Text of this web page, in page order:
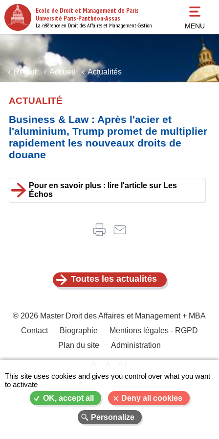
Aller
au
contenu
principal
Ecole de Droit et Management de Paris
Université Paris-Panthéon-Assas
La référence en Droit des Affaires et Management-Gestion MENU
Retour Accueil Actualités
ACTUALITÉ
Business & Law : Après l'acier et
l'aluminium, Trump promet de multiplier
rapidement les nouveaux droits de
douane
Pour en savoir plus : lire l'article sur Les
Échos
Toutes les actualités
© 2026 Master Droit des Affaires et Management + MBA
page
Contact Biographie
Mentions légales - RGPD
Plan du site
Administration
This site uses cookies and gives you control over what you want
to activate
OK, accept all
Deny all cookies
Personalize